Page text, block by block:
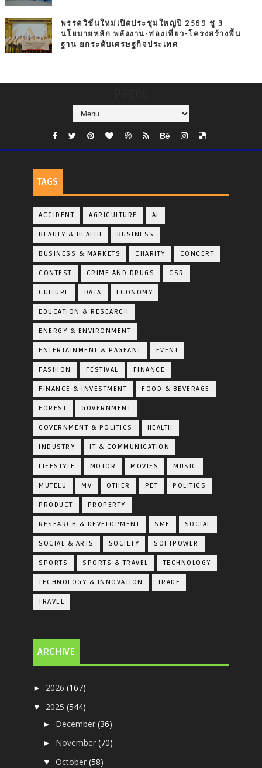
พรรควิชั่นใหม่เปิดประชุมใหญ่ปี 2569 ชู 3
นโยบายหลัก พลังงาน-ท่องเที่ยว-โครงสร้างพื้น
ฐาน ยกระดับเศรษฐกิจประเทศ
TAGS
ACCIDENT AGRICULTURE AI
BEAUTY & HEALTH BUSINESS
BUSINESS & MARKETS CHARITY CONCERT
CONTEST CRIME AND DRUGS CSR
CUITURE DATA ECONOMY
EDUCATION & RESEARCH
ENERGY & ENVIRONMENT
ENTERTAINMENT & PAGEANT EVENT
FASHION FESTIVAL FINANCE
FINANCE & INVESTMENT FOOD & BEVERAGE
FOREST GOVERNMENT
GOVERNMENT & POLITICS HEALTH
INDUSTRY IT & COMMUNICATION
LIFESTYLE MOTOR MOVIES MUSIC
MUTELU MV OTHER PET POLITICS
PRODUCT PROPERTY
RESEARCH & DEVELOPMENT SME SOCIAL
SOCIAL & ARTS SOCIETY SOFTPOWER
SPORTS SPORTS & TRAVEL TECHNOLOGY
TECHNOLOGY & INNOVATION TRADE
TRAVEL
ARCHIVE
► 2026(167)
▼ 2025(544)
► December(36)
► November(70)
▼October(58)